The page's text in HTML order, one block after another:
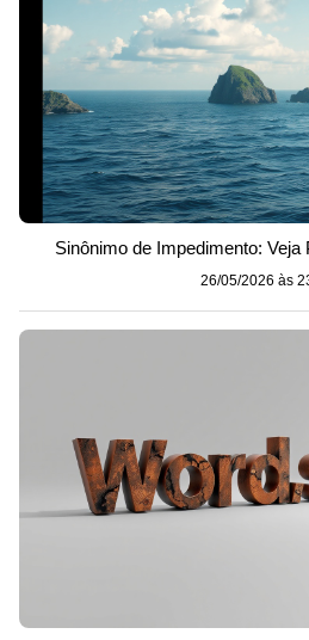
Sinônimo de Impedimento:
26/05/2026 às